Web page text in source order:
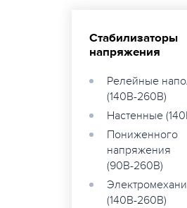
Стабилизаторы
напряжения
Релейные
(140В-260В)
Настенные
Пониженного
напряжения
(90В-260В)
(140В-260В)